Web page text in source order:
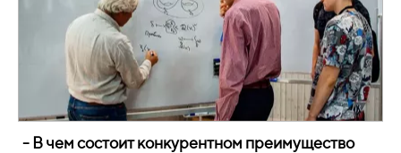
- В чем состоит конкурентном преимущество